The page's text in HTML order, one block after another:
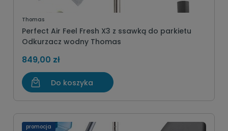
Thomas
Perfect Air Feel Fresh X3 z ssawką do parkietu
Odkurzacz wodny Thomas
849,00 zł
Do koszyka
promocja